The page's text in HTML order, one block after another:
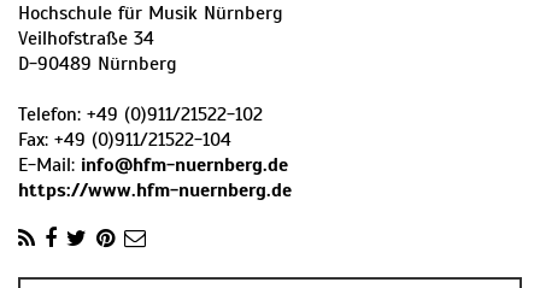
Hochschule für Musik Nürnberg
Veilhofstraße 34
D-90489 Nürnberg
Telefon: +49 (0)911/21522-102
Fax: +49 (0)911/21522-104
E-Mail: info@hfm-nuernberg.de
https://www.hfm-nuernberg.de